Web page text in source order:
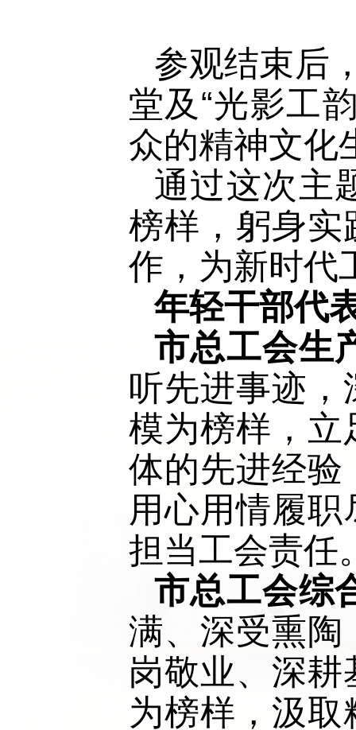
参观结束后
堂及“光影工
众的精神文化
通过这次主
榜样，躬身实
作，为新时代
年轻干部代
市总工会生
听先进事迹
模为榜样，立
体的先进经验
用心用情履
担当工会责任
市总工会综
满、深受熏陶
岗敬业、深
为榜样，汲